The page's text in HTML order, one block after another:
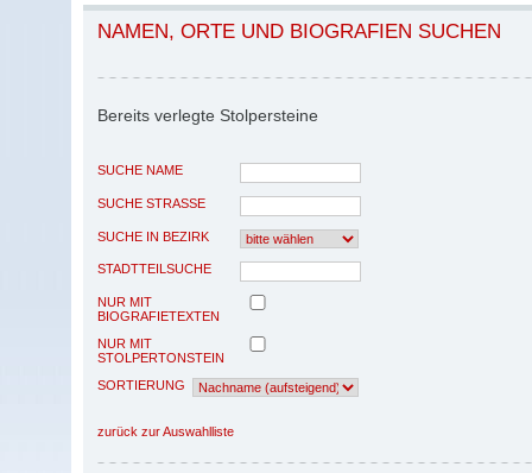
NAMEN, ORTE UND BIOGRAFIEN SUCHEN
Bereits verlegte Stolpersteine
SUCHE NAME
SUCHE STRASSE
SUCHE IN BEZIRK
STADTTEILSUCHE
NUR MIT
BIOGRAFIETEXTEN
NUR MIT
STOLPERTONSTEIN
SORTIERUNG
zurück zur Auswahlliste